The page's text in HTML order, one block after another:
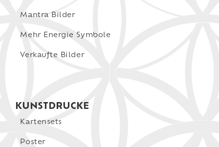
Mantra Bilder
Mehr Energie Symbole
Verkaufte Bilder
KUNSTDRUCKE
Kartensets
Poster